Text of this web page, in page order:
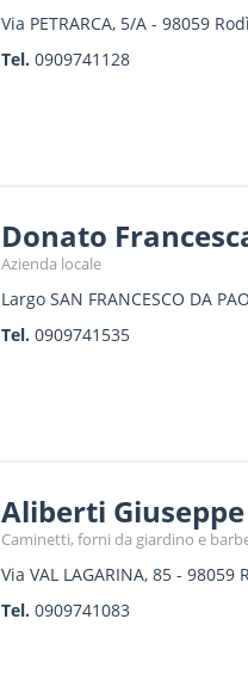
Via PETRARCA, 5/A- 98059
Tel. 0909741128
Donato
Azienda locale
Largo SAN FRANCESCO DA
Tel. 0909741535
Aliberti
Caminetti, forni da giardino e
Via VAL LAGARINA, 85- 98059
Tel. 0909741083